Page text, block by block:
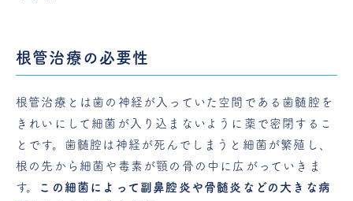
根管治療の必要性
根管治療とは歯の神経が入っていた空間である歯髄腔を
きれいにして細菌が入り込まないように薬で密閉するこ
とです。歯髄腔は神経が死んでしまうと細菌が繁殖し、
根の先から細菌や毒素が顎の骨の中に広がっていきま
す。
この細菌によって副鼻腔炎や骨髄炎などの大きな病